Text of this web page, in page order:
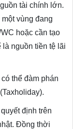
tài chính lớn.
vùng đang
hoặc cần tạo
nguồn tiền tệ lãi
thể đàm phán
định trên
Đồng thời